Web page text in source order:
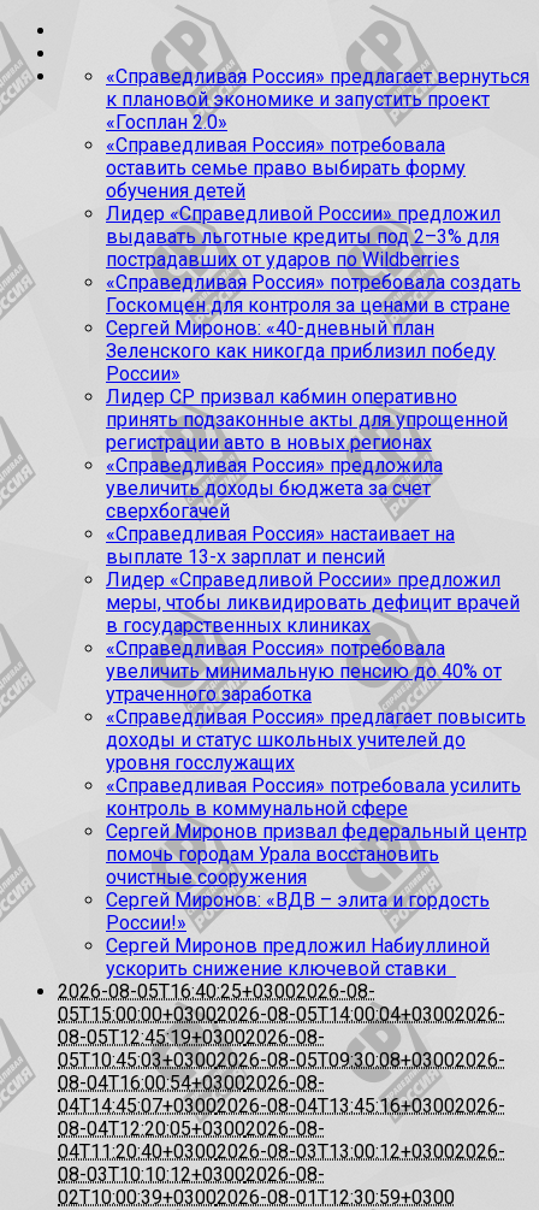
«Справедливая Россия» предлагает вернуться
к плановой экономике и запустить проект
«Госплан 2.0»
«Справедливая Россия» потребовала
оставить семье право выбирать форму
обучения детей
Лидер «Справедливой России» предложил
выдавать льготные кредиты под 2–3% для
пострадавших от ударов по Wildberries
«Справедливая Россия» потребовала создать
Госкомцен для контроля за ценами в стране
Сергей Миронов: «40-дневный план
Зеленского как никогда приблизил победу
России»
Лидер СР призвал кабмин оперативно
принять подзаконные акты для упрощенной
регистрации авто в новых регионах
«Справедливая Россия» предложила
увеличить доходы бюджета за счет
сверхбогачей
«Справедливая Россия» настаивает на
выплате 13-х зарплат и пенсий
Лидер «Справедливой России» предложил
меры, чтобы ликвидировать дефицит врачей
в государственных клиниках
«Справедливая Россия» потребовала
увеличить минимальную пенсию до 40% от
утраченного заработка
«Справедливая Россия» предлагает повысить
доходы и статус школьных учителей до
уровня госслужащих
«Справедливая Россия» потребовала усилить
контроль в коммунальной сфере
Сергей Миронов призвал федеральный центр
помочь городам Урала восстановить
очистные сооружения
Сергей Миронов: «ВДВ – элита и гордость
России!»
Сергей Миронов предложил Набиуллиной
ускорить снижение ключевой ставки
2026-08-05T16:40:25+03002026-08-
05T15:00:00+03002026-08-05T14:00:04+03002026-
08-05T12:45:19+03002026-08-
05T10:45:03+03002026-08-05T09:30:08+03002026-
08-04T16:00:54+03002026-08-
04T14:45:07+03002026-08-04T13:45:16+03002026-
08-04T12:20:05+03002026-08-
04T11:20:40+03002026-08-03T13:00:12+03002026-
08-03T10:10:12+03002026-08-
02T10:00:39+03002026-08-01T12:30:59+0300